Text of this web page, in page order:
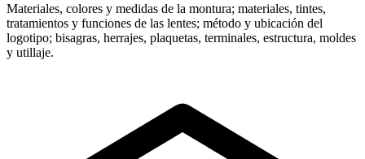
Materiales, colores y medidas de la montura; materiales, tintes,
tratamientos y funciones de las lentes; método y ubicación del
logotipo; bisagras, herrajes, plaquetas, terminales, estructura, moldes
y utillaje.